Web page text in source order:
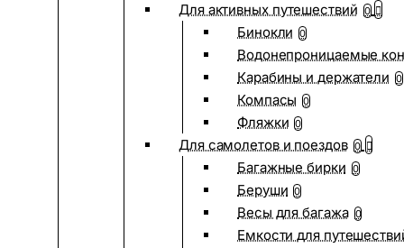
Для активных путешествий 0
Бинокли 0
Водонепроницаемые
Карабины и держатели 0
Компасы 0
Фляжки 0
Для самолетов и поездов 0
Багажные бирки 0
Беруши 0
Весы для багажа 0
Емкости для